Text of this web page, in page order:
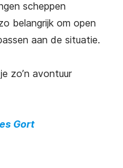
scheppen
belangrijk om open
aan de situatie.
zo’n avontuur
Gort